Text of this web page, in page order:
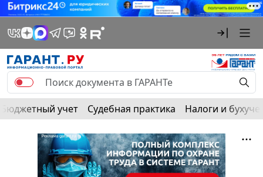
Бюджетный учет Судебная практика Налоги и